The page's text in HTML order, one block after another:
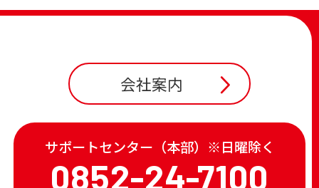
会社案内
サポートセンター（本部）※日曜除く
0852-24-7100